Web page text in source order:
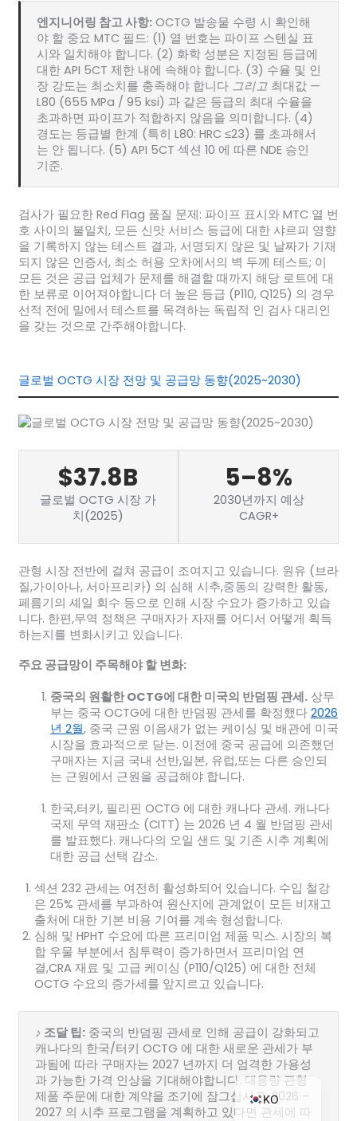
엔지니어링 참고 사항:OCTG 발송물 수령 시 확인해
야 할 중요 MTC 필드: (1) 열 번호는 파이프 스텐실 표
시와 일치해야 합니다. (2) 화학 성분은 지정된 등급에
대한 API 5CT 제한 내에 속해야 합니다. (3) 수율 및 인
장 강도는 최소치를 충족해야 합니다 그리고최대값 —
L80 (655 MPa / 95 ksi) 과 같은 등급의 최대 수율을
초과하면 파이프가 적합하지 않음을 의미합니다. (4)
경도는 등급별 한계 (특히 L80: HRC ≤23) 를 초과해서
는 안 됩니다. (5) API 5CT 섹션 10 에 따른 NDE 승인
기준.
검사가 필요한 Red Flag 품질 문제: 파이프 표시와 MTC 열 번
호 사이의 불일치, 모든 신맛 서비스 등급에 대한 샤르피 영향
을 기록하지 않는 테스트 결과, 서명되지 않은 및 날짜가 기재
되지 않은 인증서, 최소 허용 오차에서의 벽 두께 테스트; 이
모든 것은 공급 업체가 문제를 해결할 때까지 해당 로트에 대
한 보류로 이어져야합니다 더 높은 등급 (P110, Q125) 의 경우
선적 전에 밀에서 테스트를 목격하는 독립적 인 검사 대리인
을 갖는 것으로 간주해야합니다.
글로벌 OCTG 시장 전망 및 공급망 동향(2025~2030)
$37.8B
글로벌 OCTG 시장 가
치(2025)
5–8%
2030년까지 예상
CAGR+
관형 시장 전반에 걸쳐 공급이 조여지고 있습니다. 원유 (브라
질,가이아나, 서아프리카) 의 심해 시추,중동의 강력한 활동,
페름기의 셰일 회수 등으로 인해 시장 수요가 증가하고 있습
니다. 한편,무역 정책은 구매자가 자재를 어디서 어떻게 획득
하는지를 변화시키고 있습니다.
주요 공급망이 주목해야 할 변화:
중국의 원활한 OCTG에 대한 미국의 반덤핑 관세.상무
부는 중국 OCTG에 대한 반덤핑 관세를 확정했다 2026
년 2월, 중국 근원 이음새가 없는 케이싱 및 배관에 미국
시장을 효과적으로 닫는. 이전에 중국 공급에 의존했던
구매자는 지금 국내 선반,일본, 유럽,또는 다른 승인되
는 근원에서 근원을 공급해야 합니다.
한국,터키, 필리핀 OCTG 에 대한 캐나다 관세. 캐나다
국제 무역 재판소 (CITT) 는 2026 년 4 월 반덤핑 관세
를 발표했다. 캐나다의 오일 샌드 및 기존 시추 계획에
대한 공급 선택 감소.
섹션 232 관세는 여전히 활성화되어 있습니다. 수입 철강
은 25% 관세를 부과하여 원산지에 관계없이 모든 비재고
출처에 대한 기본 비용 기여를 계속 형성합니다.
심해 및 HPHT 수요에 따른 프리미엄 제품 믹스. 시장의 복
합 우물 부분에서 침투력이 증가하면서 프리미엄 연
결,CRA 재료 및 고급 케이싱 (P110/Q125) 에 대한 전체
OCTG 수요의 증가세를 앞지르고 있습니다.
♪ 조달 팁:중국의 반덤핑 관세로 인해 공급이 강화되고
캐나다의 한국/터키 OCTG 에 대한 새로운 관세가 부
과됨에 따라 구매자는 2027 년까지 더 엄격한 가용성
과 가능한 가격 인상을 기대해야합니다. 대용량 관형
제품 주문에 대한 계약을 조기에 잠그십시오. 2026 –
2027 의 시추 프로그램을 계획하고 있다면 관세에 따
KO
EN
DE
IT
JA
PT
RU
ZH_TW